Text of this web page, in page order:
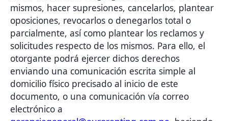
mismos, hacer supresiones, cancelarlos, plantear
oposiciones, revocarlos o denegarlos total o
parcialmente, así como plantear los reclamos y
solicitudes respecto de los mismos. Para ello, el
otorgante podrá ejercer dichos derechos
enviando una comunicación escrita simple al
domicilio físico precisado al inicio de este
documento, o una comunicación vía correo
electrónico a